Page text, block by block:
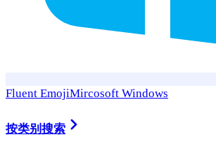
Fluent EmojiMircosoft Windows
按类别搜索